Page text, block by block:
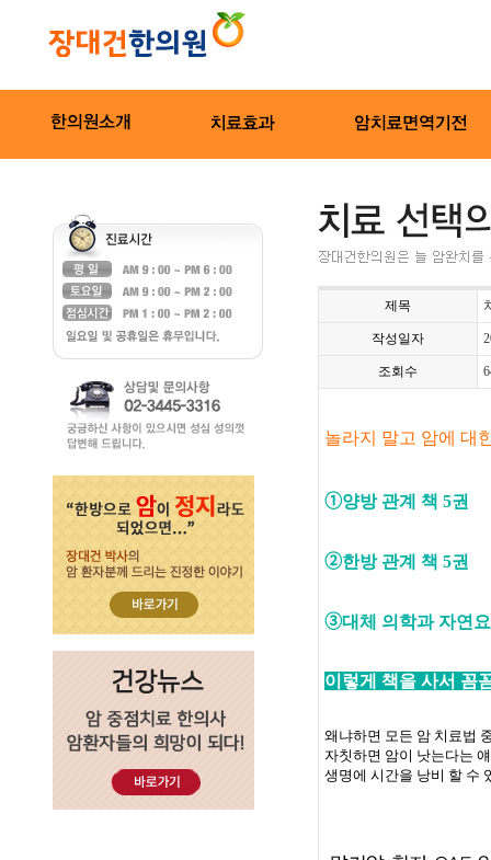
제목
작성일자
조회수
놀라지 말고 암에 대
➀양방 관계 책 5권
➁한방 관계 책 5권
➂대체 의학과 자연
이렇게 책을 사서 꼼
왜냐하면 모든 암 치료법
자칫하면 암이 낫는다는
생명에 시간을 낭비 할 수